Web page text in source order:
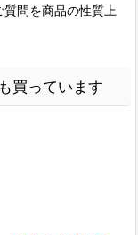
問を商品の性質上
買っています